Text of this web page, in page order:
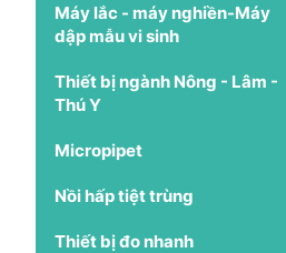
Máy lắc - máy nghiền-Máy
dập mẫu vi sinh
Thiết bị ngành Nông - Lâm -
Thú Y
Micropipet
Nồi hấp tiệt trùng
Thiết bị đo nhanh